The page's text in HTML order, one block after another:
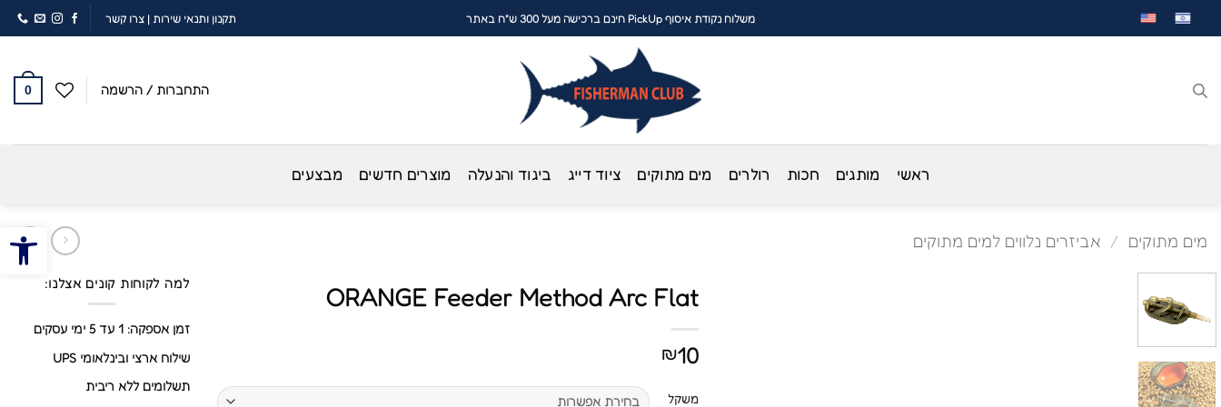
פתח
לתוכן
משלוח נקודת איסוף PickUp חינם ברכישה מעל 300 ש"ח באתר תקנון ותנאי שירות | צרו קשר
התחברות / הרשמה 0
ראשי מותגים חכות רולרים מים מתוקים ציוד דייג ביגוד והנעלה מוצרים חדשים מבצעים
מים מתוקים / אביזרים נלווים למים מתוקים
ORANGE Feeder Method Arc Flat
₪10
משקל
למה לקוחות קונים אצלנו:
זמן אספקה: 1 עד 5 ימי עסקים
שילוח ארצי ובינלאומי UPS
תשלומים ללא ריבית